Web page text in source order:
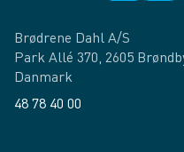
Brødrene Dahl A/S
Park Allé 370, 2605
Danmark
48 78 40 00